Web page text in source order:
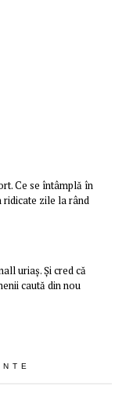
Ce se întâmplă în
zile la rând
uriaș. Și cred că
caută din nou